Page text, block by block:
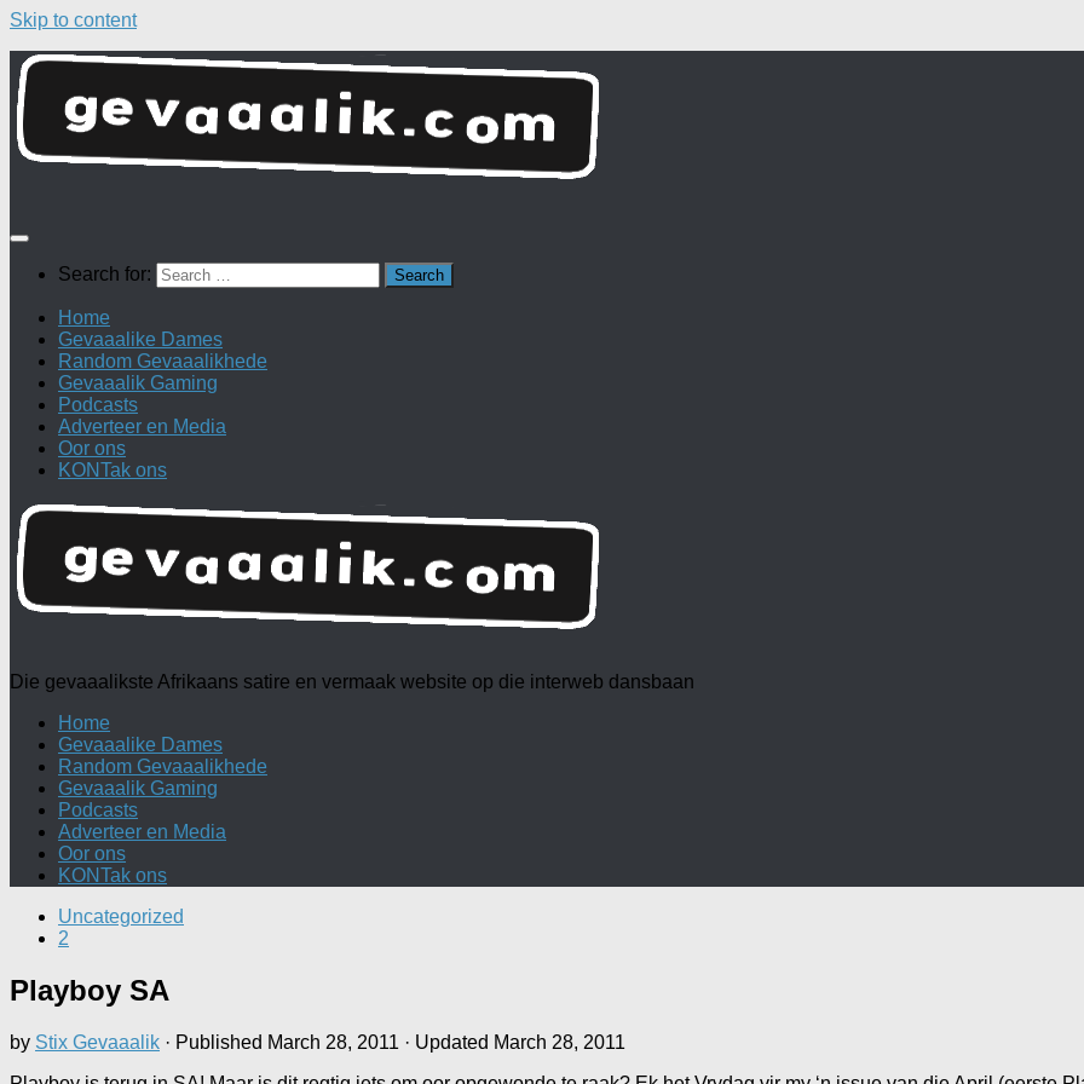
Skip to content
Search for:
Home
Gevaaalike Dames
Random Gevaaalikhede
Gevaaalik Gaming
Podcasts
Adverteer en Media
Oor ons
KONTak ons
Die gevaaalikste Afrikaans satire en vermaak website op die interweb dansbaan
Home
Gevaaalike Dames
Random Gevaaalikhede
Gevaaalik Gaming
Podcasts
Adverteer en Media
Oor ons
KONTak ons
Uncategorized
2
Playboy SA
by Stix Gevaaalik · Published March 28, 2011 · Updated March 28, 2011